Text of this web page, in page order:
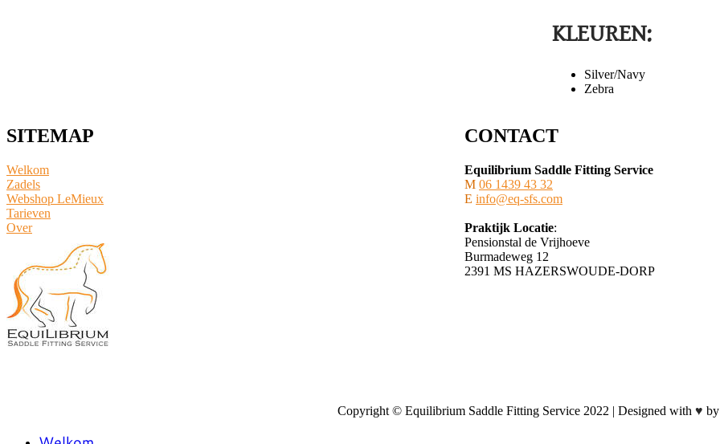
KLEUREN:
Silver/Navy
Zebra
SITEMAP
Welkom
Zadels
Webshop LeMieux
​Tarieven
Over
CONTACT
Equilibrium Saddle Fitting Service
M 06 1439 43 32
E info@eq-sfs.com
Praktijk Locatie:
Pensionstal de Vrijhoeve
Burmadeweg 12
​2391 MS HAZERSWOUDE-DORP
Copyright © Equilibrium Saddle Fitting Service 2022 | Designed with ♥